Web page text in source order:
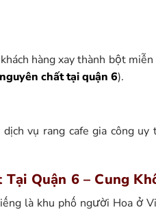
hàng xay thành bột
chất tại quận 6).
vụ rang cafe gia công
Quận 6 – Cung
là khu phố người Hoa ở